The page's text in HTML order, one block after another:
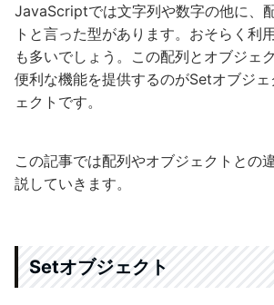
JavaScriptでは文字列や数字の他に、
トと言った型があります。おそらく利
も多いでしょう。この配列とオブジェ
便利な機能を提供するのがSetオブジ
ェクトです。
この記事では配列やオブジェクトとの
説していきます。
Setオブジェクト